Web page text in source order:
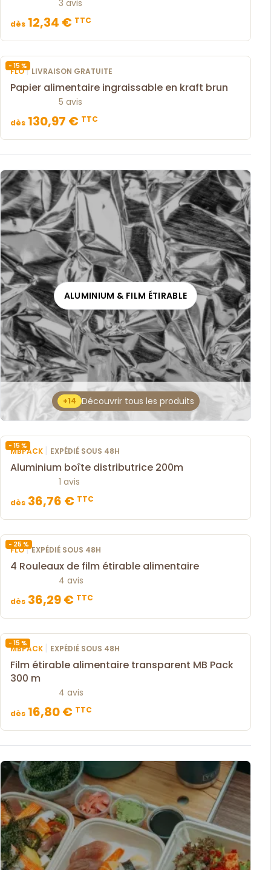
3 avis
dès 12,34 € TTC
- 15 %
FLO| LIVRAISON GRATUITE
Papier alimentaire ingraissable en kraft brun
5 avis
dès 130,97 € TTC
ALUMINIUM & FILM ÉTIRABLE
+14 Découvrir tous les produits
- 15 %
MBPACK | EXPÉDIÉ SOUS 48H
Aluminium boîte distributrice 200m
1 avis
dès 36,76 € TTC
- 25 %
FLO| EXPÉDIÉ SOUS 48H
4 Rouleaux de film étirable alimentaire
4 avis
dès 36,29 € TTC
- 15 %
MBPACK | EXPÉDIÉ SOUS 48H
Film étirable alimentaire transparent MB Pack
300 m
4 avis
dès 16,80 € TTC